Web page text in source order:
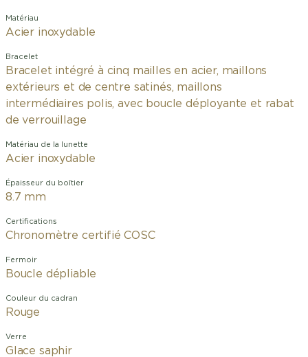
Matériau
Acier inoxydable
Bracelet
Bracelet intégré à cinq mailles en acier, maillons
extérieurs et de centre satinés, maillons
intermédiaires polis, avec boucle déployante et rabat
de verrouillage
Matériau de la lunette
Acier inoxydable
Épaisseur du boîtier
8.7 mm
Certifications
Chronomètre certifié COSC
Fermoir
Boucle dépliable
Couleur du cadran
Rouge
Verre
Glace saphir